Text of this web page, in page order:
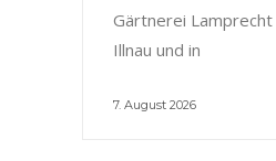
Gärtnerei
Illnau und in
7. August 2026